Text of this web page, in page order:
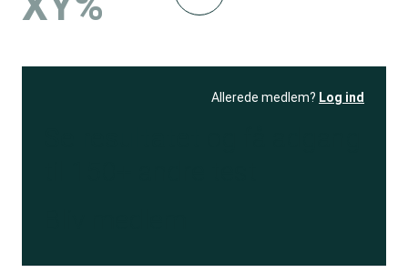
Allerede medlem? Log ind